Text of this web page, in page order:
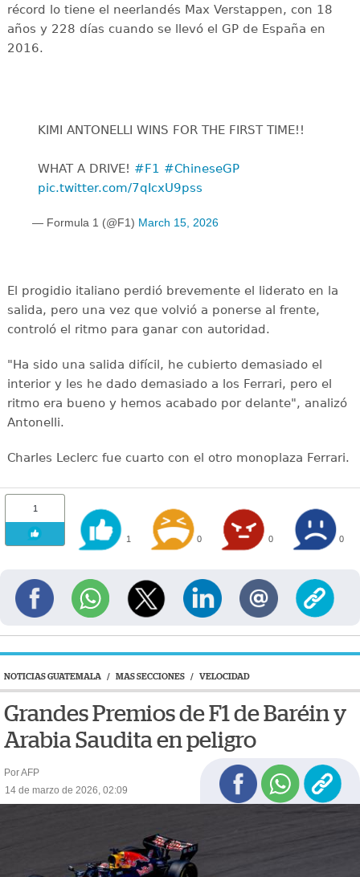
récord lo tiene el neerlandés Max Verstappen, con 18
años y 228 días cuando se llevó el GP de España en
2016.
KIMI ANTONELLI WINS FOR THE FIRST TIME!!
WHAT A DRIVE! ‍ #F1 #ChineseGP
pic.twitter.com/7qIcxU9pss
— Formula 1 (@F1) March 15, 2026
El progidio italiano perdió brevemente el liderato en la
salida, pero una vez que volvió a ponerse al frente,
controló el ritmo para ganar con autoridad.
"Ha sido una salida difícil, he cubierto demasiado el
interior y les he dado demasiado a los Ferrari, pero el
ritmo era bueno y hemos acabado por delante", analizó
Antonelli.
Charles Leclerc fue cuarto con el otro monoplaza Ferrari.
1
1 0 0 0
NOTICIAS GUATEMALA / MAS SECCIONES / VELOCIDAD
Grandes Premios de F1 de Baréin y
Arabia Saudita en peligro
Por AFP
14 de marzo de 2026, 02:09